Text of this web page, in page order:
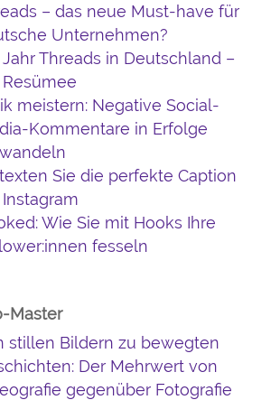
– das neue Must-have für
Unternehmen?
Jahr Threads in Deutschland –
meistern: Negative Social-
Kommentare in Erfolge
Sie die perfekte Caption
Wie Sie mit Hooks Ihre
fesseln
Master
stillen Bildern zu bewegten
Der Mehrwert von
gegenüber Fotografie